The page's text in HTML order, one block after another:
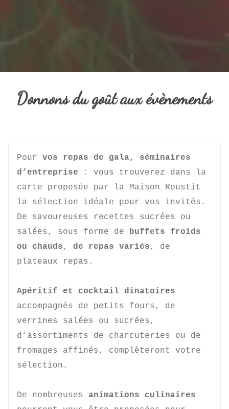
Donnons du goût aux évènements
Pour vos repas de gala, séminaires
d’entreprise : vous trouverez dans la
carte proposée par la Maison Roustit
la sélection idéale pour vos invités.
De savoureuses recettes sucrées ou
salées, sous forme de buffets froids
ou chauds, de repas variés, de
plateaux repas.
Apéritif et cocktail dinatoires
accompagnés de petits fours, de
verrines salées ou sucrées,
d’assortiments de charcuteries ou de
fromages affinés, complèteront votre
sélection.
De nombreuses animations culinaires